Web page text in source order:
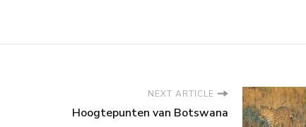
NEXT ARTICLE
Hoogtepunten van Botswana